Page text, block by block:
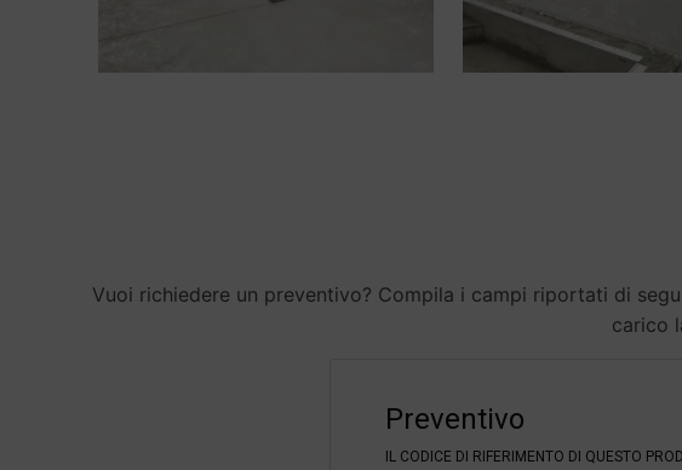
Vuoi richiedere un preventivo? Compila i campi riportati di
carico
Preventivo
IL CODICE DI RIFERIMENTO DI QUESTO